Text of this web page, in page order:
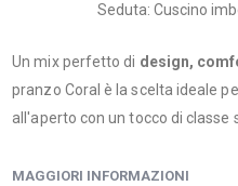
Seduta: Cuscino
Un mix perfetto di design,
pranzo Coral è la scelta ideale
all'aperto con un tocco di
MAGGIORI INFORMAZIONI